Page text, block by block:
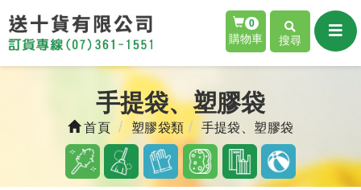
0
購物車 搜尋
手提袋、塑膠袋
首頁 塑膠袋類 手提袋、塑膠袋